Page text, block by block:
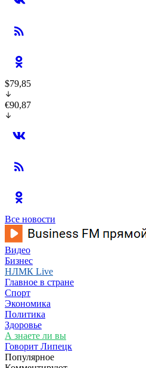
$79,85
€90,87
Все новости
Видео
Бизнес
НЛМК Live
Главное в стране
Спорт
Экономика
Политика
Здоровье
А знаете ли вы
Говорит Липецк
Популярное